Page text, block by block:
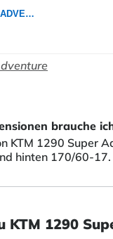
MICHELIN ANAKEE ADVENTURE 2 170/60R17 72V - Rückseite Reifen
brauche
KTM 1290 Super
hinten 170/60-17.
KTM 1290